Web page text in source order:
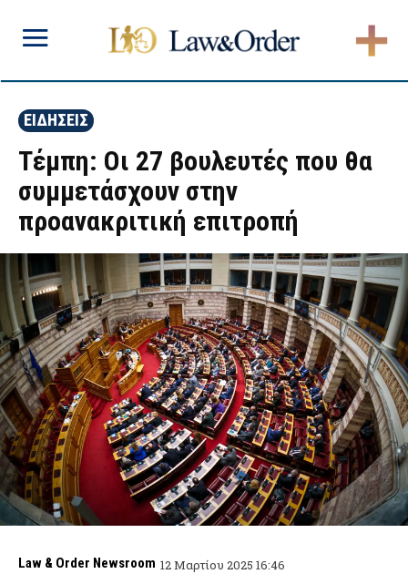
ΕΙΔΗΣΕΙΣ
Τέμπη: Οι 27 βουλευτές που θα
συμμετάσχουν στην
προανακριτική επιτροπή
Law & Order Newsroom 12 Μαρτίου 2025 16:46